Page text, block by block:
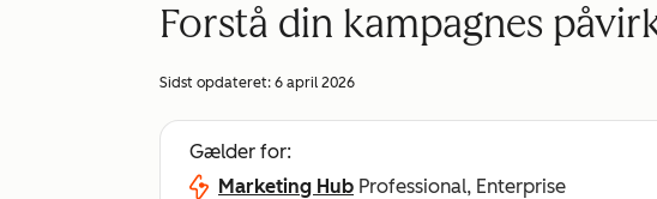
Forstå din kampagnes
Sidst opdateret: 6 april 2026
Gælder for:
Marketing Hub Professional, Enterprise